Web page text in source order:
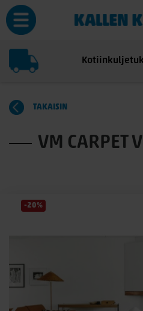
TAKAISIN
VM CARPET
-20%